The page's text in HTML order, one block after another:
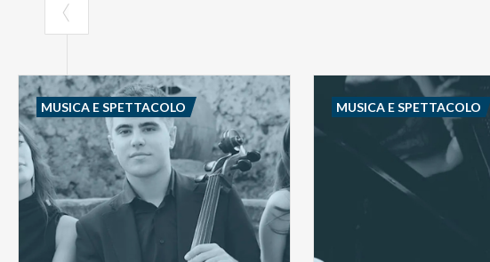
MUSICA E SPETTACOLO MUSICA E SPETTACOLO